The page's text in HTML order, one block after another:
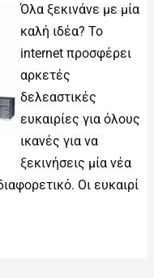
Όλα ξεκινάνε με μία
καλή ιδέα? Το
internet προσφέρει
αρκετές
δελεαστικές
ευκαιρίες για όλους
ικανές για να
ξεκινήσεις μία νέα
Οι ευκαιρί